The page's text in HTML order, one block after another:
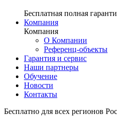
Бесплатная полная
Компания
Компания
О Компании
Референц-объекты
Гарантия и сервис
Наши партнеры
Обучение
Новости
Контакты
Бесплатно для всех регионов